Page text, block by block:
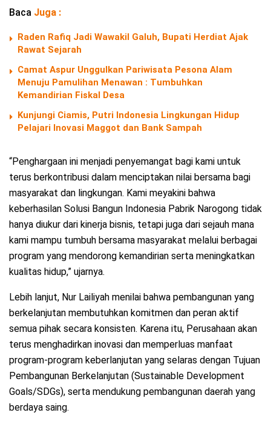
Baca Juga :
Raden Rafiq Jadi Wawakil Galuh, Bupati Herdiat Ajak
Rawat Sejarah
Camat Aspur Unggulkan Pariwisata Pesona Alam
Menuju Pamulihan Menawan : Tumbuhkan
Kemandirian Fiskal Desa
Kunjungi Ciamis, Putri Indonesia Lingkungan Hidup
Pelajari Inovasi Maggot dan Bank Sampah
“Penghargaan ini menjadi penyemangat bagi kami untuk
terus berkontribusi dalam menciptakan nilai bersama bagi
masyarakat dan lingkungan. Kami meyakini bahwa
keberhasilan Solusi Bangun Indonesia Pabrik Narogong tidak
hanya diukur dari kinerja bisnis, tetapi juga dari sejauh mana
kami mampu tumbuh bersama masyarakat melalui berbagai
program yang mendorong kemandirian serta meningkatkan
kualitas hidup,” ujarnya.
Lebih lanjut, Nur Lailiyah menilai bahwa pembangunan yang
berkelanjutan membutuhkan komitmen dan peran aktif
semua pihak secara konsisten. Karena itu, Perusahaan akan
terus menghadirkan inovasi dan memperluas manfaat
program-program keberlanjutan yang selaras dengan Tujuan
Pembangunan Berkelanjutan (Sustainable Development
Goals/SDGs), serta mendukung pembangunan daerah yang
berdaya saing.